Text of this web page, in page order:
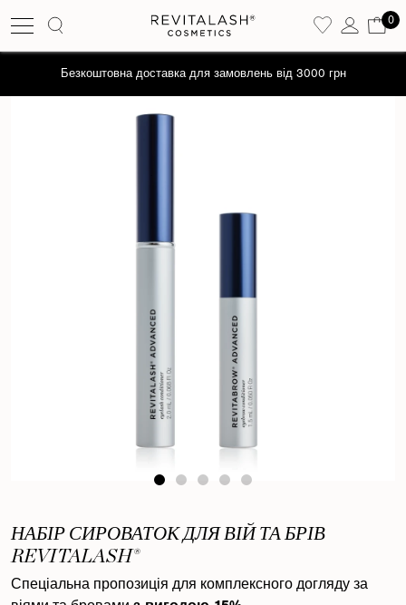
0
Безкоштовна доставка для замовлень від 3000 грн
НАБІР СИРОВАТОК ДЛЯ ВІЙ ТА БРІВ
REVITALASH®
Спеціальна пропозиція для комплексного догляду за